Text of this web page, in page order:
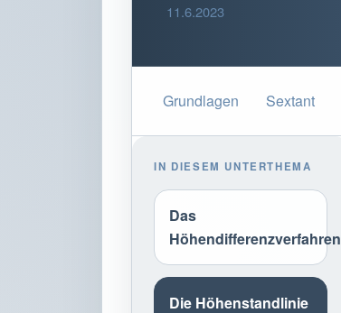
11.6.2023
Grundlagen Sextant
IN DIESEM UNTERTHEMA
Das
Höhendifferenzverfahren
Die Höhenstandlinie